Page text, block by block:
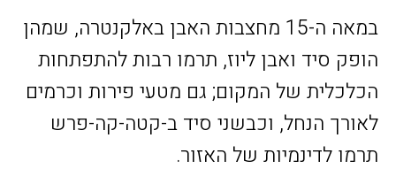
במאה ה-15 מחצבות האבן באלקנטרה, שמהן
הופק סיד ואבן ליוז, תרמו רבות להתפתחות
הכלכלית של המקום; גם מטעי פירות וכרמים
לאורך הנחל, וכבשני סיד ב-קטה-קה-פרש
תרמו לדינמיות של האזור.